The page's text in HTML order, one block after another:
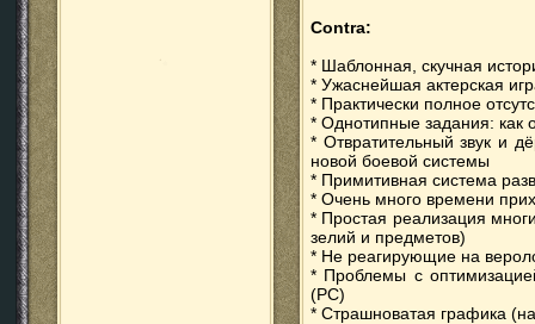
Contra:
* Шаблонная, скучная
* Ужаснейшая актерская
* Практически полное
* Однотипные задания: как
* Отвратительный звук и
новой боевой системы
* Примитивная система
* Очень много времени
* Простая реализация
зелий и предметов)
* Не реагирующие на
* Проблемы с
(PC)
* Страшноватая графика